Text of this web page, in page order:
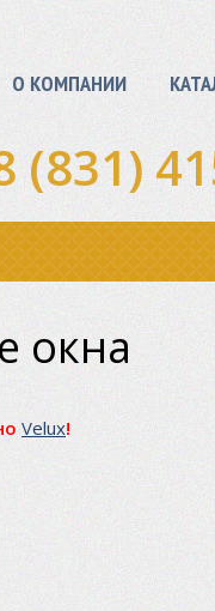
О КОМПАНИИ
(831)
окна
Velux!